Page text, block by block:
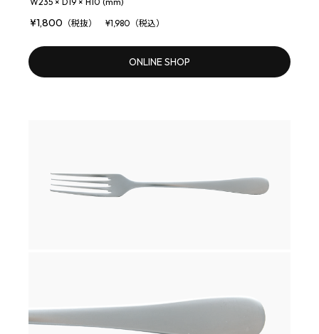
¥1,800 （税抜） ¥1,980（税込）
ONLINE SHOP